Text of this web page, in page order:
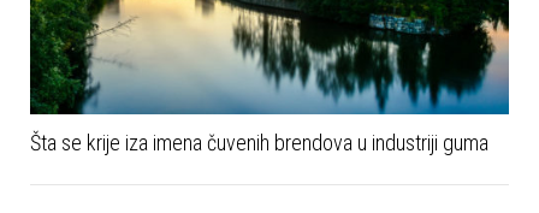
Šta se krije iza imena čuvenih brendova u industriji guma